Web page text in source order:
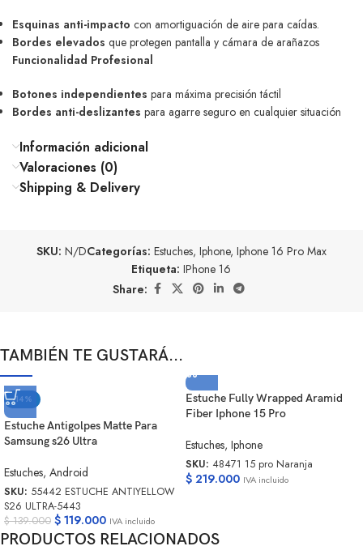
Esquinas anti-impacto con amortiguación de aire para caídas.
Bordes elevados que protegen pantalla y cámara de arañazos
Funcionalidad Profesional
Botones independientes para máxima precisión táctil
Bordes anti-deslizantes para agarre seguro en cualquier situación
Información adicional
Valoraciones (0)
Shipping & Delivery
SKU: N/DCategorías: Estuches, Iphone, Iphone 16 Pro Max
Etiqueta: IPhone 16
Share:
TAMBIÉN TE GUSTARÁ...
-14%
Estuche Antigolpes Matte Para
Samsung s26 Ultra
Estuches, Android
SKU: 55442 ESTUCHE ANTIYELLOW
S26 ULTRA-5443
$139.000 $ 119.000 IVA incluido
Estuche Fully Wrapped Aramid
Fiber Iphone 15 Pro
Estuches, Iphone
SKU: 48471 15 pro Naranja
$ 219.000 IVA incluido
PRODUCTOS RELACIONADOS